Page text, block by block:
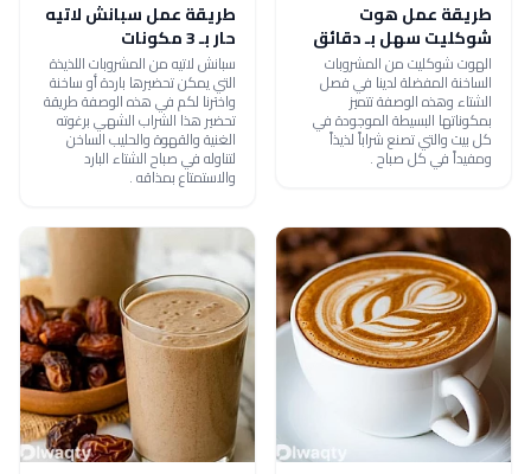
طريقة عمل هوت
شوكليت سهل بـ دقائق
الهوت شوكليت من المشروبات
الساخنة المفضلة لدينا في فصل
الشتاء وهذه الوصفة تتميز
بمكوناتها البسيطة الموجودة في
كل بيت والتي تصنع شراباً لذيذاً
ومفيداً في كل صباح .
طريقة عمل سبانش لاتيه
حار بـ 3 مكونات
سبانش لاتيه من المشروبات اللذيذة
التي يمكن تحضيرها باردة أو ساخنة
واخترنا لكم في هذه الوصفة طريقة
تحضير هذا الشراب الشهي برغوته
الغنية والقهوة والحليب الساخن
لتناوله في صباح الشتاء البارد
والاستمتاع بمذاقه .